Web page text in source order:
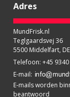
Adres
MundFrisk.nl
Teglgaardsvej 36
5500 Middelfart,
Telefoon: +45
E-mail:
E-mails worden
beantwoord